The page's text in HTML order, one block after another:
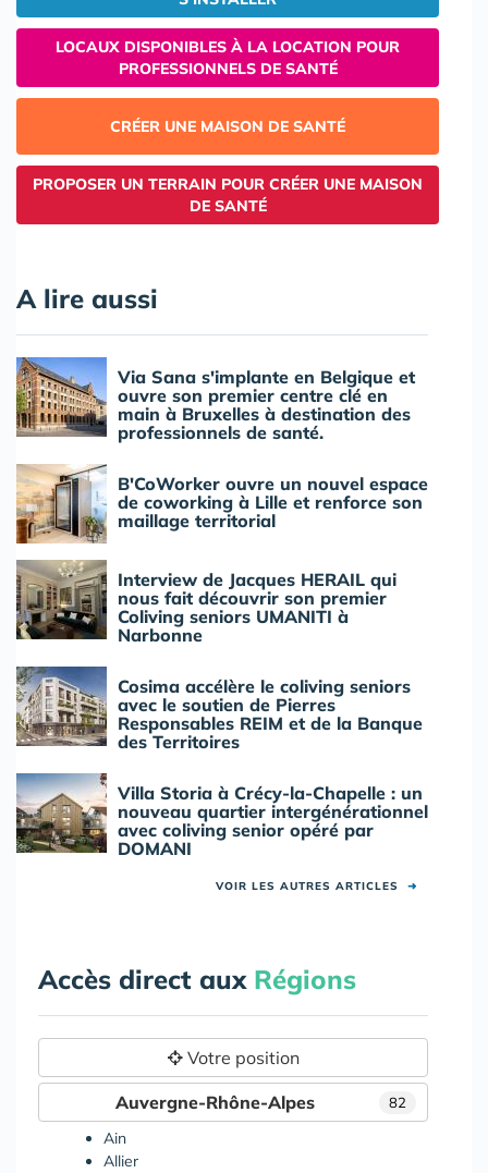
LOCAUX DISPONIBLES À LA LOCATION POUR
PROFESSIONNELS DE SANTÉ
CRÉER UNE MAISON DE SANTÉ
PROPOSER UN TERRAIN POUR CRÉER UNE MAISON
DE SANTÉ
A lire aussi
Via Sana s'implante en Belgique et
ouvre son premier centre clé en
main à Bruxelles à destination des
professionnels de santé.
B'CoWorker ouvre un nouvel espace
de coworking à Lille et renforce son
maillage territorial
Interview de Jacques HERAIL qui
nous fait découvrir son premier
Coliving seniors UMANITI à
Narbonne
Cosima accélère le coliving seniors
avec le soutien de Pierres
Responsables REIM et de la Banque
des Territoires
Villa Storia à Crécy-la-Chapelle : un
nouveau quartier intergénérationnel
avec coliving senior opéré par
DOMANI
VOIR LES AUTRES ARTICLES ➜
Accès direct aux Régions
Votre position
82
Auvergne-Rhône-Alpes
Ain
Allier